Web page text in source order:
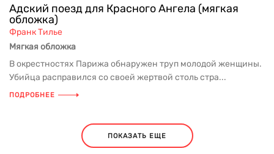
Адский поезд для Красного Ангела (мягкая
обложка)
Франк Тилье
Мягкая обложка
В окрестностях Парижа обнаружен труп молодой женщины.
Убийца расправился со своей жертвой столь стра...
ПОДРОБНЕЕ
ПОКАЗАТЬ ЕЩЕ